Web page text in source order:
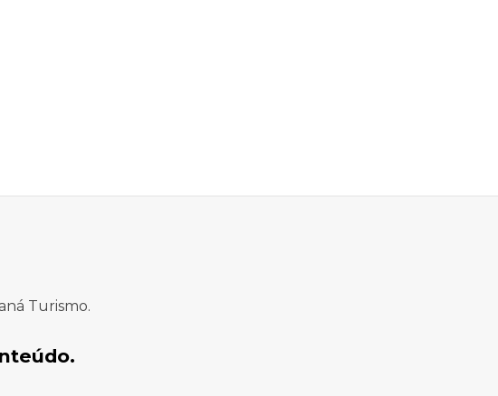
Turismo.